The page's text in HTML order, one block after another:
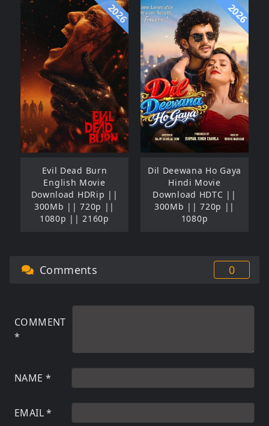
2026
Evil Dead Burn
English Movie
Download HDRip ||
300Mb || 720p ||
1080p || 2160p
2026
Dil Deewana Ho Gaya
Hindi Movie
Download HDTC ||
300Mb || 720p ||
1080p
Comments 0
COMMENT
*
NAME *
EMAIL*